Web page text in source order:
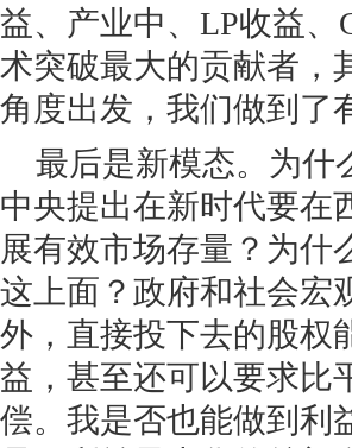
益、产业中、LP收益
术突破最大的贡献者，
角度出发，我们做到了
最后是新模态。为什
中央提出在新时代要在
展有效市场存量？为什
这上面？政府和社会宏
外，直接投下去的股权
益，甚至还可以要求比
偿。我是否也能做到利